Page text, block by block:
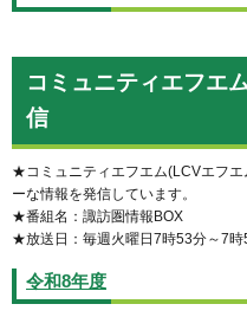
コミュニティエフエ
信
★コミュニティエフエム(LCVエフエ
ーな情報を発信しています。
★番組名：諏訪圏情報BOX
★放送日：毎週火曜日7時53分～7時
令和8年度